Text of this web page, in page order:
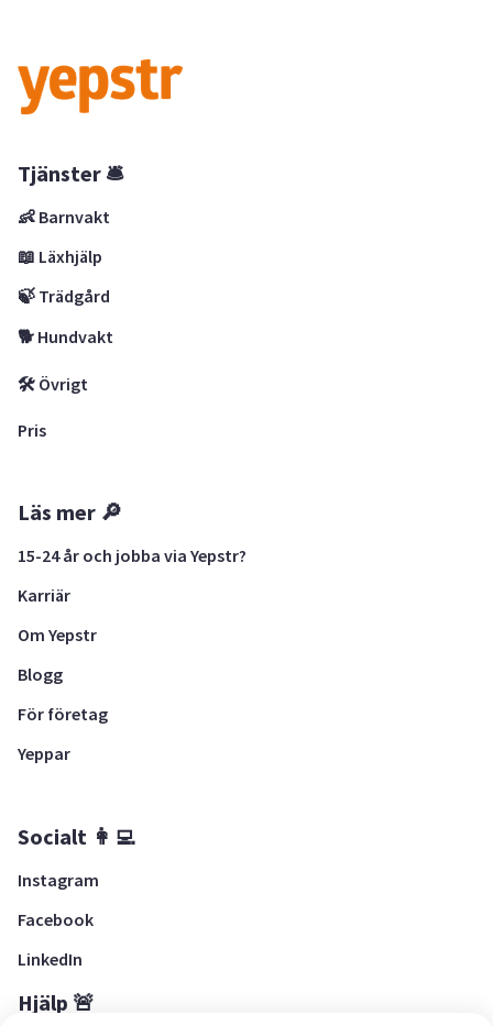
Tjänster 🛎
👶 Barnvakt
📖 Läxhjälp
🍃 Trädgård
🐕 Hundvakt
🛠 Övrigt
Pris
Läs mer 🔎
15-24 år och jobba via Yepstr?
Karriär
Om Yepstr
Blogg
För företag
Yeppar
Socialt 👩‍💻
Instagram
Facebook
LinkedIn
Hjälp 🚨